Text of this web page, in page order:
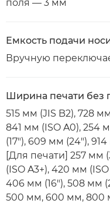
поля — 3 мм
Емкость подачи
Вручную
Ширина печати без
515 мм (JIS B2), 728
841 мм (ISO A0), 254
(17"), 609 мм (24"),
[Для печати] 257 мм
(ISO A3+), 420 мм
406 мм (16"), 508 мм
500 мм, 600 мм, 800